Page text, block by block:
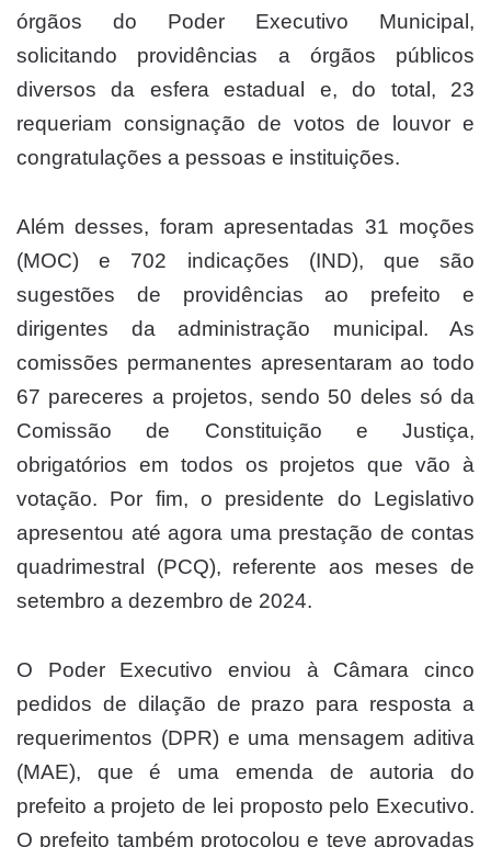
órgãos do Poder Executivo Municipal,
solicitando providências a órgãos públicos
diversos da esfera estadual e, do total, 23
requeriam consignação de votos de louvor e
congratulações a pessoas e instituições.
Além desses, foram apresentadas 31 moções
(MOC) e 702 indicações (IND), que são
sugestões de providências ao prefeito e
dirigentes da administração municipal. As
comissões permanentes apresentaram ao todo
67 pareceres a projetos, sendo 50 deles só da
Comissão de Constituição e Justiça,
obrigatórios em todos os projetos que vão à
votação. Por fim, o presidente do Legislativo
apresentou até agora uma prestação de contas
quadrimestral (PCQ), referente aos meses de
setembro a dezembro de 2024.
O Poder Executivo enviou à Câmara cinco
pedidos de dilação de prazo para resposta a
requerimentos (DPR) e uma mensagem aditiva
(MAE), que é uma emenda de autoria do
prefeito a projeto de lei proposto pelo Executivo.
O prefeito também protocolou e teve aprovadas